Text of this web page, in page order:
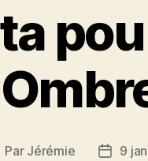
Par Jérémie
Date
9